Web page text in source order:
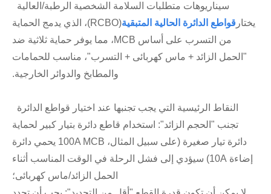
سيناريوهات متطلبات السلامة الشخصية الرطبة/العالية
يختار قواطع الدائرة الحالية المتبقية
(RCBO)، الذي يدمج الحماية
من التسرب على أساس MCB، مما يوفر حماية ثلاثية ضد
"الحمل الزائد + ماس كهربائى + التسرب"، مناسب للحمامات
والمطابخ والدوائر الخارجية.
النقاط الرئيسية التي يجب تجنبها عند اختيار قواطع الدائرة
تجنب "الحجم الزائد": استخدام قاطع دائرة بتيار كبير لحماية
دائرة تيار صغيرة (على سبيل المثال، 100A MCB يحمي دائرة
إضاءة 10A) سيؤدي إلى فشل الرحلة في الوقت المناسب أثناء
الحمل الزائد/ماس كهربائى؛